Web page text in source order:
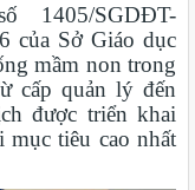
SGDĐT-
của Sở Giáo dục
mầm non trong
cấp quản lý đến
được triển khai
tiêu cao nhất